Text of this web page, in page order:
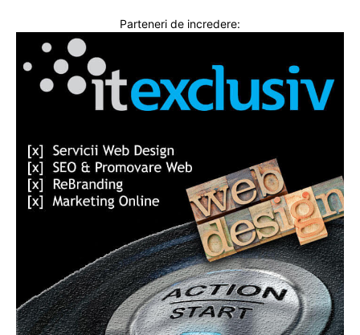
Parteneri de incredere: